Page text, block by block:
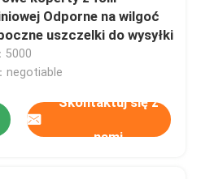
Odporne na wilgoć
uszczelki do wysyłki
5000
negotiable
Skontaktuj się z
nami